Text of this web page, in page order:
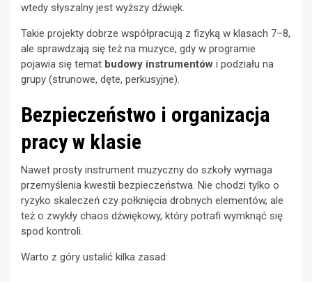
wtedy słyszalny jest wyższy dźwięk.
Takie projekty dobrze współpracują z fizyką w klasach 7–8,
ale sprawdzają się też na muzyce, gdy w programie
pojawia się temat budowy instrumentów i podziału na
grupy (strunowe, dęte, perkusyjne).
Bezpieczeństwo i organizacja
pracy w klasie
Nawet prosty instrument muzyczny do szkoły wymaga
przemyślenia kwestii bezpieczeństwa. Nie chodzi tylko o
ryzyko skaleczeń czy połknięcia drobnych elementów, ale
też o zwykły chaos dźwiękowy, który potrafi wymknąć się
spod kontroli.
Warto z góry ustalić kilka zasad: